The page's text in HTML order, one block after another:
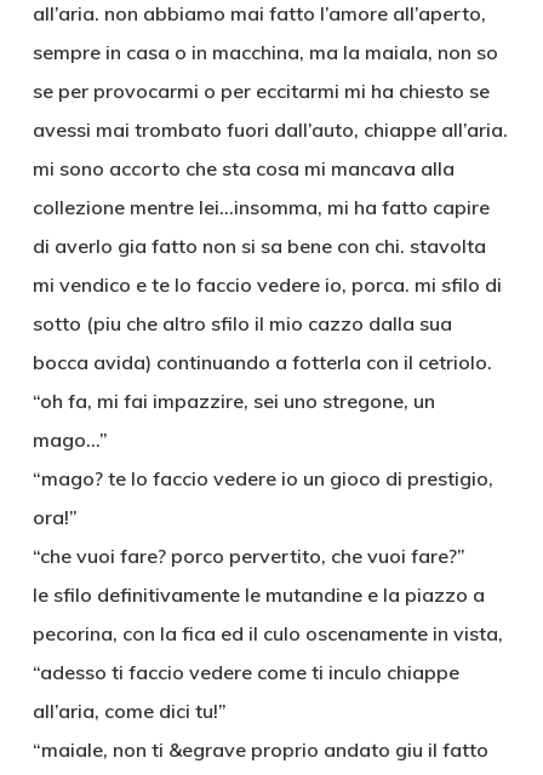
all’aria. non abbiamo mai fatto l’amore all’aperto,
sempre in casa o in macchina, ma la maiala, non so
se per provocarmi o per eccitarmi mi ha chiesto se
avessi mai trombato fuori dall’auto, chiappe all’aria.
mi sono accorto che sta cosa mi mancava alla
collezione mentre lei…insomma, mi ha fatto capire
di averlo gia fatto non si sa bene con chi. stavolta
mi vendico e te lo faccio vedere io, porca. mi sfilo di
sotto (piu che altro sfilo il mio cazzo dalla sua
bocca avida) continuando a fotterla con il cetriolo.
“oh fa, mi fai impazzire, sei uno stregone, un
mago…”
“mago? te lo faccio vedere io un gioco di prestigio,
ora!”
“che vuoi fare? porco pervertito, che vuoi fare?”
le sfilo definitivamente le mutandine e la piazzo a
pecorina, con la fica ed il culo oscenamente in vista,
“adesso ti faccio vedere come ti inculo chiappe
all’aria, come dici tu!”
“maiale, non ti &egrave proprio andato giu il fatto